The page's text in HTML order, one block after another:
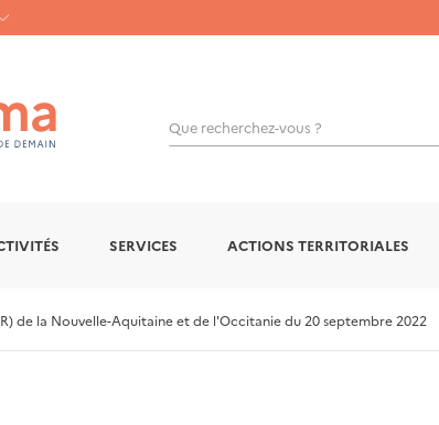
Que recherchez-vous ?
SERVICES ACTIONS TERRITORIALES
de la Nouvelle-Aquitaine et de l'Occitanie du 20 septembre 2022